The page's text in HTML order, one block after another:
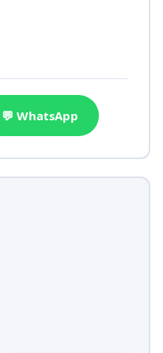
💬 WhatsApp